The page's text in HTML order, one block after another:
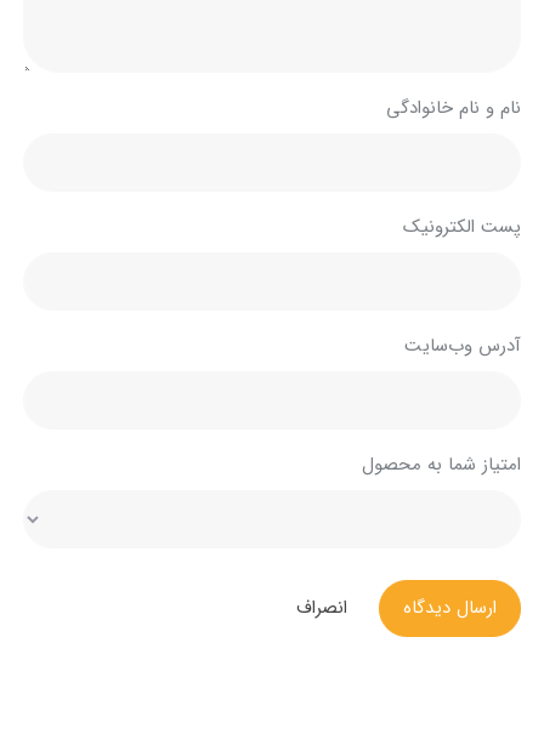
نام و نام خانوادگی
پست الکترونیک
آدرس وب‌سایت
امتیاز شما به محصول
ارسال دیدگاه انصراف